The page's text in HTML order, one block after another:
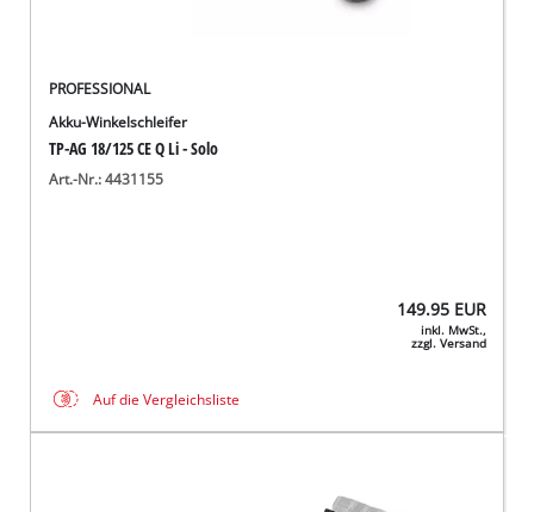
PROFESSIONAL
Akku-Winkelschleifer
TP-AG 18/125 CE Q Li - Solo
Art.-Nr.: 4431155
149.95 EUR
inkl. MwSt.,
zzgl. Versand
Auf die Vergleichsliste